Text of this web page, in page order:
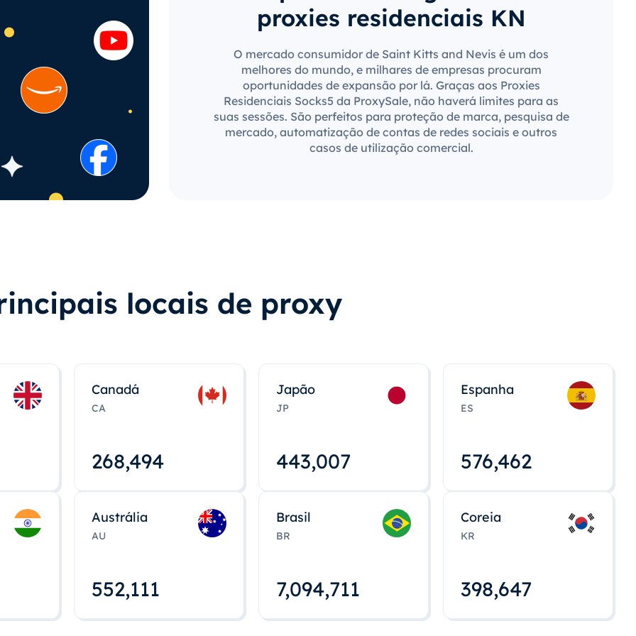
proxies residenciais KN
O mercado consumidor de Saint Kitts and Nevis é um dos
melhores do mundo, e milhares de empresas procuram
oportunidades de expansão por lá. Graças aos Proxies
Residenciais Socks5 da ProxySale, não haverá limites para as
suas sessões. São perfeitos para proteção de marca, pesquisa de
mercado, automatização de contas de redes sociais e outros
casos de utilização comercial.
locais de proxy
Canadá
CA
268,495
Japão
JP
443,008
Espanha
ES
576,463
Austrália
AU
552,112
Brasil
BR
7,094,712
Coreia
KR
398,648